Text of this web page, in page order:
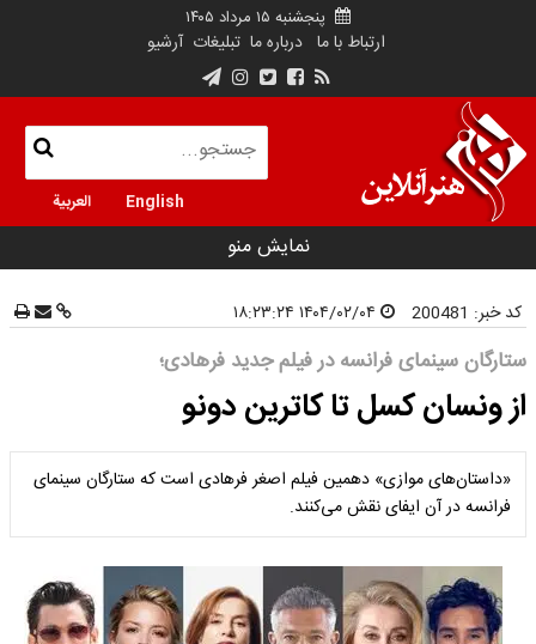
پنجشنبه ۱۵ مرداد ۱۴۰۵
ارتباط با ما درباره ما تبلیغات آرشیو
English العربية
نمایش منو
کد خبر: 200481
ستارگان سینمای فرانسه در فیلم جدید فرهادی؛
از ونسان کسل تا کاترین دونو
«داستان‌های موازی» دهمین فیلم اصغر فرهادی است که ستارگان سینمای
فرانسه در آن ایفای نقش می‌کنند.